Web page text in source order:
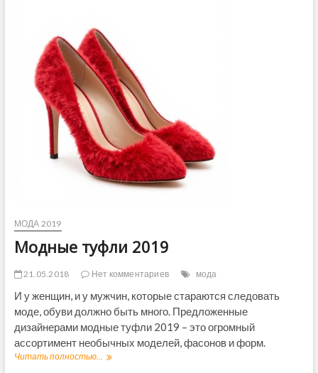
м
о
т
р
е
т
н
а
Н
о
в
д
2
1
9
МОДА 2019
Модные туфли 2019
21.05.2018 Нет комментариев мода
И у женщин, и у мужчин, которые стараются следовать
моде, обуви должно быть много. Предложенные
дизайнерами модные туфли 2019 – это огромный
ассортимент необычных моделей, фасонов и форм.
Читать полностью... М